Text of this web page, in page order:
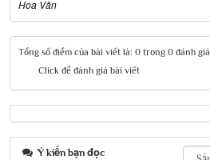
Hoa Vân
Tổng số điểm của bài viết là: 0 trong 0 đánh giá
Click để đánh giá bài viết
Ý kiến bạn đọc